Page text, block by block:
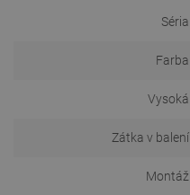
Séria
Farba
Vysoká
Zátka v balení
Montáž